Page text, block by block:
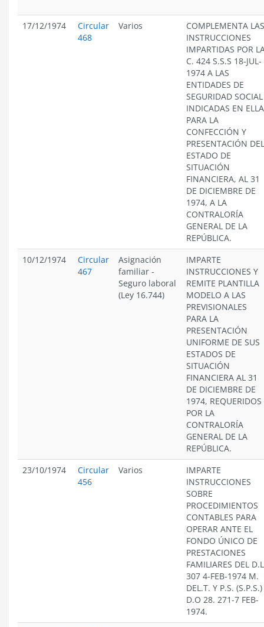
17/12/1974
Circular
468
Varios
COMPLEMENTA LAS
INSTRUCCIONES
IMPARTIDAS POR
C. 424 S.S.S 18-JUL-
1974 A LAS
ENTIDADES DE
SEGURIDAD SOCIAL
INDICADAS EN ELLA
PARA LA
CONFECCIÓN Y
PRESENTACIÓN DEL
ESTADO DE
SITUACIÓN
FINANCIERA, AL 31
DE DICIEMBRE DE
1974, A LA
CONTRALORÍA
GENERAL DE LA
REPÚBLICA.
10/12/1974
Circular
467
Asignación
familiar -
Seguro laboral
(Ley 16.744)
IMPARTE
INSTRUCCIONES Y
REMITE PLANTILLA
MODELO A LAS
PREVISIONALES
PARA LA
PRESENTACIÓN
UNIFORME DE SUS
ESTADOS DE
SITUACIÓN
FINANCIERA AL 31
DE DICIEMBRE DE
1974, REQUERIDOS
POR LA
CONTRALORÍA
GENERAL DE LA
REPÚBLICA.
23/10/1974
Circular
456
Varios
IMPARTE
INSTRUCCIONES
SOBRE
PROCEDIMIENTOS
CONTABLES PARA
OPERAR ANTE EL
FONDO ÚNICO DE
PRESTACIONES
FAMILIARES DEL
307 4-FEB-1974 M.
DEL.T. Y P.S. (S.P.S.)
D.O 28. 271-7 FEB-
1974.